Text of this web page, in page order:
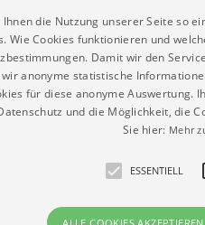
deine
treten am
und andere. Klezmer,
Dresden“
die Nutzung unserer Seite so
Wie Cookies funktionieren und
Damit wir den
anonyme statistische
für diese anonyme Auswertung.
und die Möglichkeit, die
Sie hier: Mehr
ESSENTIELL